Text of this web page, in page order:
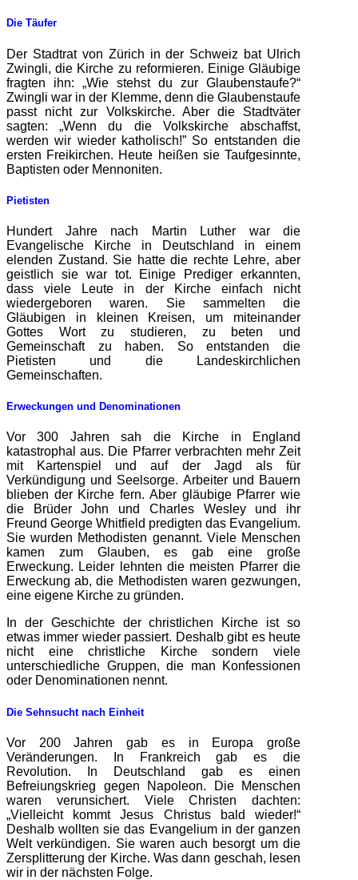
Die Täufer
Der Stadtrat von Zürich in der Schweiz bat Ulrich
Zwingli, die Kirche zu reformieren. Einige Gläubige
fragten ihn: „Wie stehst du zur Glaubenstaufe?“
Zwingli war in der Klemme, denn die Glaubenstaufe
passt nicht zur Volkskirche. Aber die Stadtväter
sagten: „Wenn du die Volkskirche abschaffst,
werden wir wieder katholisch!” So entstanden die
ersten Freikirchen. Heute heißen sie Taufgesinnte,
Baptisten oder Mennoniten.
Pietisten
Hundert Jahre nach Martin Luther war die
Evangelische Kirche in Deutschland in einem
elenden Zustand. Sie hatte die rechte Lehre, aber
geistlich sie war tot. Einige Prediger erkannten,
dass viele Leute in der Kirche einfach nicht
wiedergeboren waren. Sie sammelten die
Gläubigen in kleinen Kreisen, um miteinander
Gottes Wort zu studieren, zu beten und
Gemeinschaft zu haben. So entstanden die
Pietisten und die Landeskirchlichen
Gemeinschaften.
Erweckungen und Denominationen
Vor 300 Jahren sah die Kirche in England
katastrophal aus. Die Pfarrer verbrachten mehr Zeit
mit Kartenspiel und auf der Jagd als für
Verkündigung und Seelsorge. Arbeiter und Bauern
blieben der Kirche fern. Aber gläubige Pfarrer wie
die Brüder John und Charles Wesley und ihr
Freund George Whitfield predigten das Evangelium.
Sie wurden Methodisten genannt. Viele Menschen
kamen zum Glauben, es gab eine große
Erweckung. Leider lehnten die meisten Pfarrer die
Erweckung ab, die Methodisten waren gezwungen,
eine eigene Kirche zu gründen.
In der Geschichte der christlichen Kirche ist so
etwas immer wieder passiert. Deshalb gibt es heute
nicht eine christliche Kirche sondern viele
unterschiedliche Gruppen, die man Konfessionen
oder Denominationen nennt.
Die Sehnsucht nach Einheit
Vor 200 Jahren gab es in Europa große
Veränderungen. In Frankreich gab es die
Revolution. In Deutschland gab es einen
Befreiungskrieg gegen Napoleon. Die Menschen
waren verunsichert. Viele Christen dachten:
„Vielleicht kommt Jesus Christus bald wieder!“
Deshalb wollten sie das Evangelium in der ganzen
Welt verkündigen. Sie waren auch besorgt um die
Zersplitterung der Kirche. Was dann geschah, lesen
wir in der nächsten Folge.